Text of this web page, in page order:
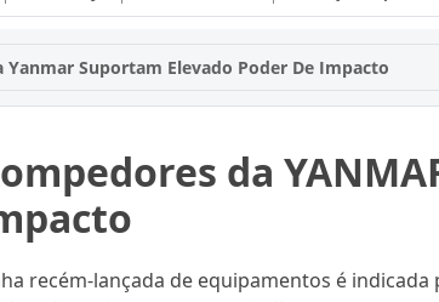
Yanmar Suportam Elevado Poder De Impacto
da
recém-lançada de equipamentos é